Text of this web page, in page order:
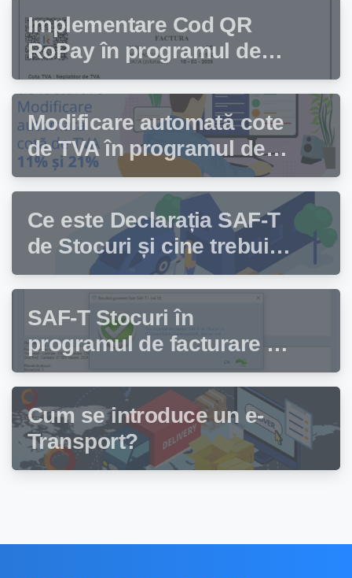
Implementare Cod QR
RoPay în programul de
facturare Facturis
Modificare automată cote
de TVA în programul de
facturare Facturis
Ce este Declarația SAF-T
de Stocuri și cine trebuie
să depună această
declarație?
SAF-T Stocuri în
programul de facturare și
gestiune stocuri Facturis
Cum se introduce un e-
Transport?